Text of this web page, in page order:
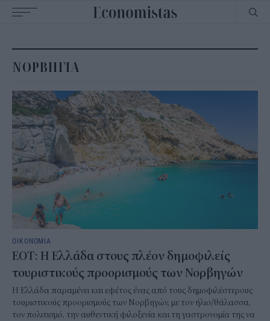
navigation
ΝΟΡΒΗΓΙΑ
ΟΙΚΟΝΟΜΙΑ
ΕΟΤ: Η Ελλάδα στους πλέον δημοφιλείς
τουριστικούς προορισμούς των Νορβηγών
Η Ελλάδα παραμένει και εφέτος ένας από τους δημοφιλέστερους
τουριστικούς προορισμούς των Νορβηγών, με τον ήλιο/θάλασσα,
τον πολιτισμό, την αυθεντική φιλοξενία και τη γαστρονομία της να